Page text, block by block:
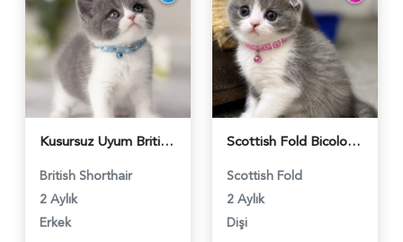
Kusursuz Uyum British Shorthair Bi Color Erkek - 6011
British Shorthair
2 Aylık
Erkek
Scottish Fold Bicolor Lilac Dişi - 6014
Scottish Fold
2 Aylık
Dişi